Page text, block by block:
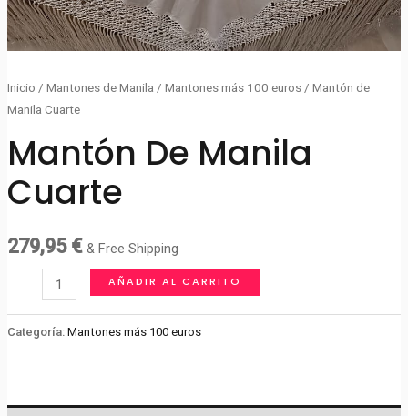
Inicio / Mantones de Manila / Mantones más 100 euros/ Mantón de
Manila Cuarte
Mantón De Manila
Cuarte
279,95 € & Free Shipping
Manila
AÑADIR AL CARRITO
Categoría: Mantones más 100 euros